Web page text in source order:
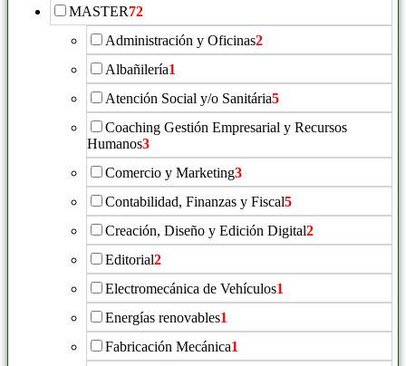
MASTER72
Administración y Oficinas2
Albañilería1
Atención Social y/o Sanitária5
Coaching Gestión Empresarial y Recursos
Humanos3
Comercio y Marketing3
Contabilidad, Finanzas y Fiscal5
Creación, Diseño y Edición Digital2
Editorial2
Electromecánica de Vehículos1
Energías renovables1
Fabricación Mecánica1